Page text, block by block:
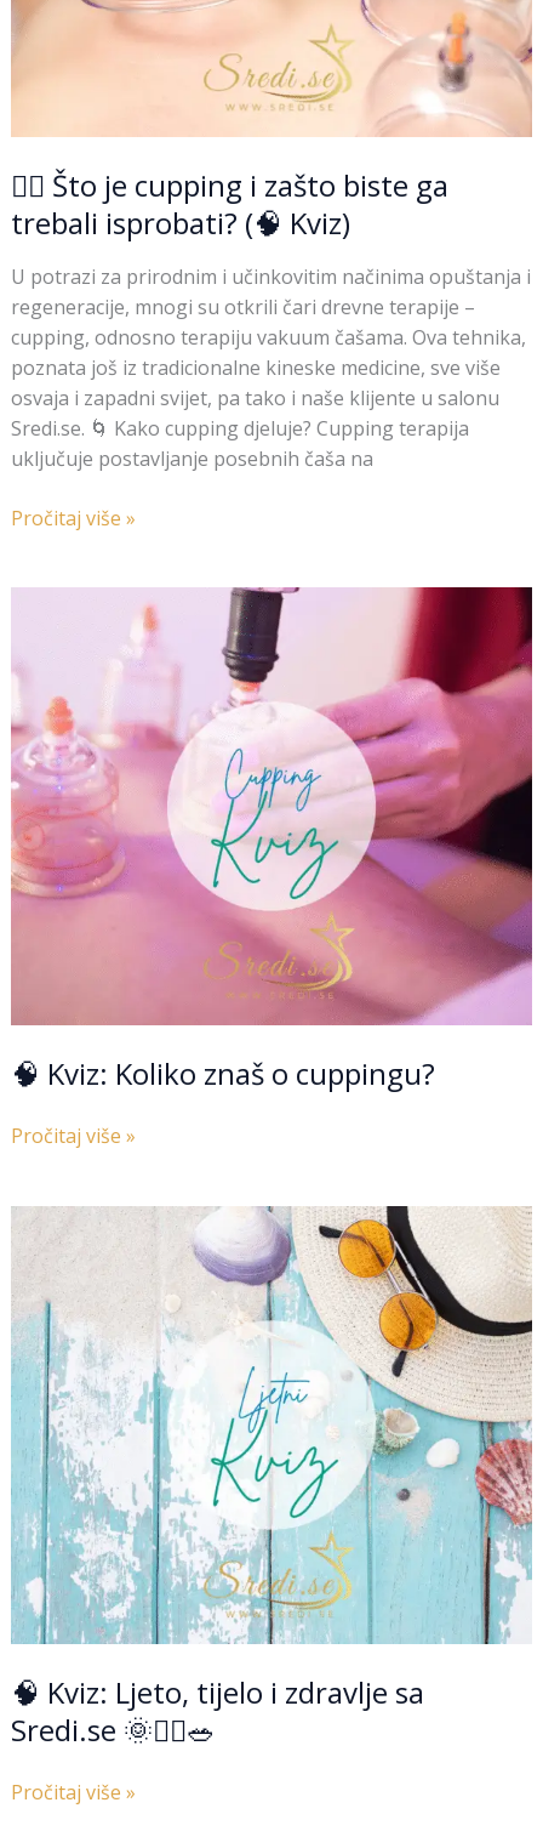
💆‍♂️ Što je cupping i zašto biste ga
trebali isprobati? (🧠 Kviz)
U potrazi za prirodnim i učinkovitim načinima opuštanja i
regeneracije, mnogi su otkrili čari drevne terapije –
cupping, odnosno terapiju vakuum čašama. Ova tehnika,
poznata još iz tradicionalne kineske medicine, sve više
osvaja i zapadni svijet, pa tako i naše klijente u salonu
Sredi.se. 🌀 Kako cupping djeluje? Cupping terapija
uključuje postavljanje posebnih čaša na
(🧠
Pročitaj više »
🧠 Kviz: Koliko znaš o cuppingu?
Koliko
o
cuppingu?
Pročitaj više »
🧠 Kviz: Ljeto, tijelo i zdravlje sa
Sredi.se 🌞💆‍♀️🥗
Kviz:
Ljeto,
tijelo
i
zdravlje
sa
Sredi.se
💆‍♀️
🥗
Pročitaj više »